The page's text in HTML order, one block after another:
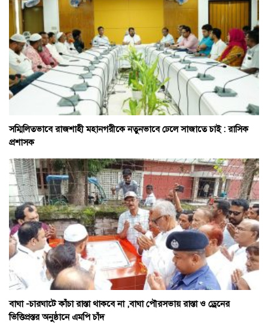
সম্মিলিতভাবে রাজশাহী মহানগরীকে নতুনভাবে ঢেলে সাজাতে চাই : রাসিক
প্রশাসক
বাঘা -চারঘাটে কাঁচা রাস্তা থাকবে না ,বাঘা পৌরসভায় রাস্তা ও ড্রেনের
ভিত্তিপ্রস্তর অনুষ্ঠানে এমপি চাঁদ